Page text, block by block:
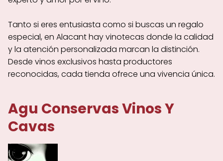
Tanto si eres entusiasta como si buscas un regalo
especial, en Alacant hay vinotecas donde la calidad
y la atención personalizada marcan la distinción.
Desde vinos exclusivos hasta productores
reconocidas, cada tienda ofrece una vivencia única.
Agu Conservas Vinos Y
Cavas